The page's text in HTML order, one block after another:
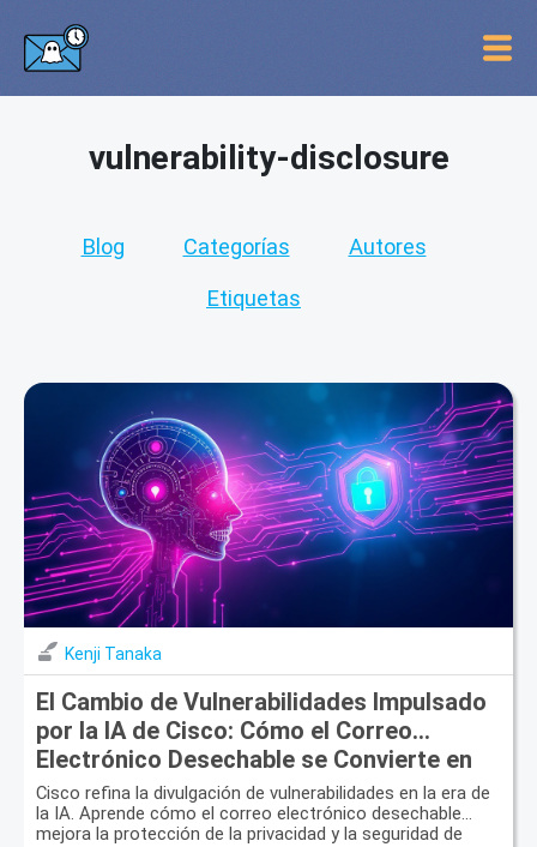
vulnerability-disclosure
Blog Categorías Autores
Etiquetas
Kenji Tanaka
El Cambio de Vulnerabilidades Impulsado
por la IA de Cisco: Cómo el Correo
Electrónico Desechable se Convierte en
Tu Escudo Esencial
Cisco refina la divulgación de vulnerabilidades en la era de
la IA. Aprende cómo el correo electrónico desechable
mejora la protección de la privacidad y la seguridad de